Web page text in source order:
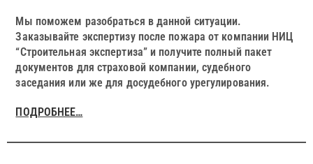
Мы поможем разобраться в данной ситуации.
Заказывайте экспертизу после пожара от компании НИЦ
“Строительная экспертиза” и получите полный пакет
документов для страховой компании, судебного
заседания или же для досудебного урегулирования.
ПОДРОБНЕЕ…